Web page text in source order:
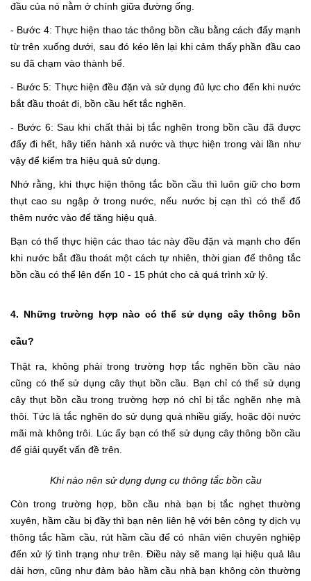
đầu của nó nằm ở chính giữa đường ống.
- Bước 4: Thực hiện thao tác thông bồn cầu bằng cách đẩy mạnh
từ trên xuống dưới, sau đó kéo lên lại khi cảm thấy phần đầu cao
su đã chạm vào thành bể.
- Bước 5: Thực hiện đều đặn và sử dụng đủ lực cho đến khi nước
bắt đầu thoát đi, bồn cầu hết tắc nghẽn.
- Bước 6: Sau khi chất thải bị tắc nghẽn trong bồn cầu đã được
đẩy đi hết, hãy tiến hành xả nước và thực hiện trong vài lần như
vậy để kiểm tra hiệu quả sử dụng.
Nhớ rằng, khi thực hiện thông tắc bồn cầu thì luôn giữ cho bơm
thụt cao su ngập ở trong nước, nếu nước bị cạn thì có thể đổ
thêm nước vào để tăng hiệu quả.
Bạn có thể thực hiện các thao tác này đều đặn và mạnh cho đến
khi nước bắt đầu thoát một cách tự nhiên, thời gian để thông tắc
bồn cầu có thể lên đến 10 - 15 phút cho cả quá trình xử lý.
4. Những trường hợp nào có thể sử dụng cây thông bồn
cầu?
Thật ra, không phải trong trường hợp tắc nghẽn bồn cầu nào
cũng có thể sử dụng cây thụt bồn cầu. Bạn chỉ có thể sử dụng
cây thụt bồn cầu trong trường hợp nó chỉ bị tắc nghẽn nhẹ mà
thôi. Tức là tắc nghẽn do sử dụng quá nhiều giấy, hoặc dội nước
mãi mà không trôi. Lúc ấy bạn có thể sử dụng cây thông bồn cầu
để giải quyết vấn đề trên.
Khi nào nên sử dụng dụng cụ thông tắc bồn cầu
Còn trong trường hợp, bồn cầu nhà bạn bị tắc nghẹt thường
xuyên, hầm cầu bị đầy thì bạn nên liên hệ với bên công ty dịch vụ
thông tắc hầm cầu, rút hầm cầu để có nhân viên chuyên nghiệp
đến xử lý tình trạng như trên. Điều này sẽ mang lại hiệu quả lâu
dài hơn, cũng như đảm bảo hầm cầu nhà bạn không còn thường